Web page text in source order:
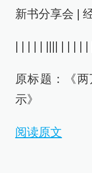
新书分享会 |
原标题：《
示》
阅读原文